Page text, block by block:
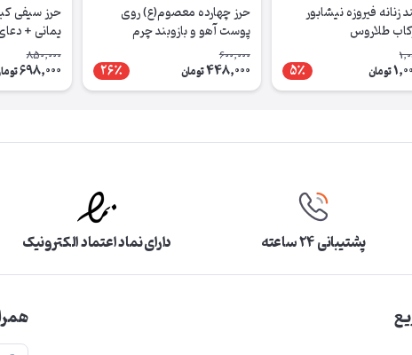
زنانه فیروزه نیشابور
طلاروس
تومان 5٪
حرز چهارده معصوم(ع) روی
پوست آهو و بازوبند چرم
600,000
448,000تومان 26٪
حرز سیفی
یمانی +
پوست آهو
850,000
698,000
پشتیبانی ۲۴ ساعته دارای نماد اعتماد الکترونیک